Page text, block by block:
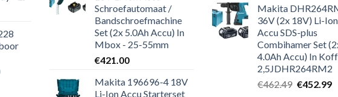
Schroefautomaat /
Bandschroefmachine
Set (2x 5.0Ah Accu) In
Mbox - 25-55mm
€421.00
Makita 196696-4 18V
Li-Ion Accu Starterset
Makita
36V (2x 18V) Li-Ion
Accu SDS-plus
Combihamer Set
4.0Ah Accu) In
2,5JDHR264RM2
€462.49 €452.99